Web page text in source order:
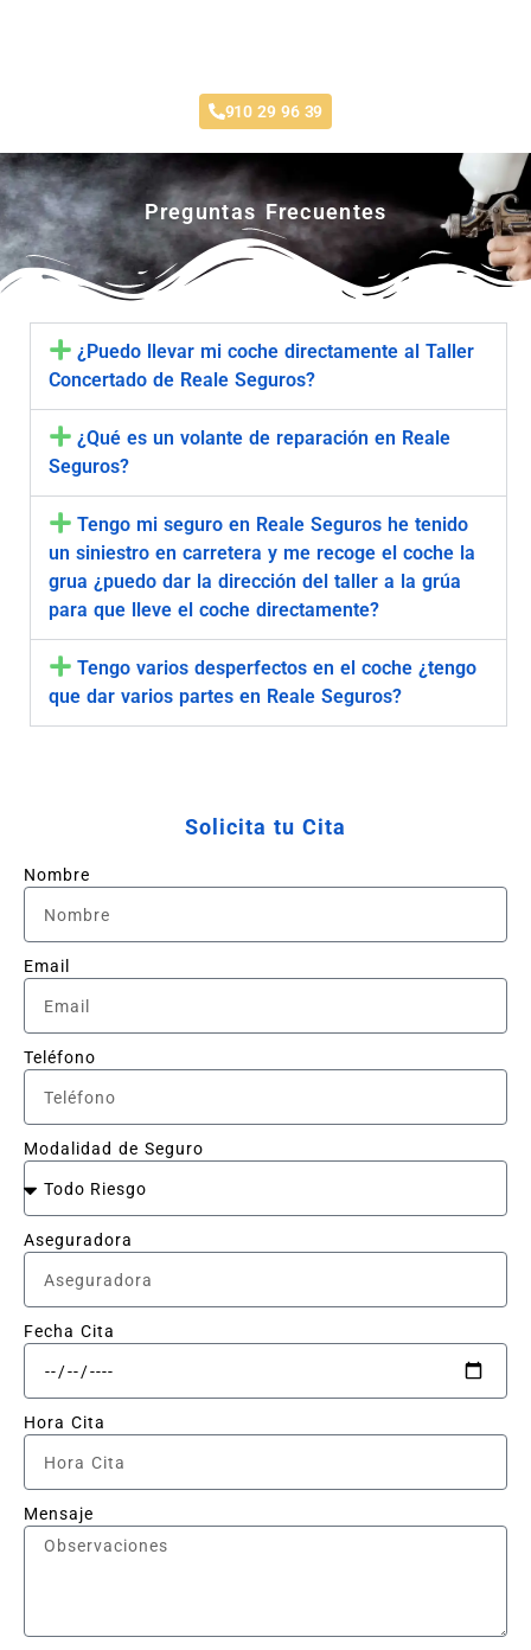
910 29 96 39
Preguntas Frecuentes
¿Puedo llevar mi coche directamente al Taller
Concertado de Reale Seguros?
¿Qué es un volante de reparación en Reale
Seguros?
Tengo mi seguro en Reale Seguros he tenido
un siniestro en carretera y me recoge el coche la
grua ¿puedo dar la dirección del taller a la grúa
para que lleve el coche directamente?
Tengo varios desperfectos en el coche ¿tengo
que dar varios partes en Reale Seguros?
Solicita tu Cita
Nombre
Email
Teléfono
Modalidad de Seguro
Aseguradora
Fecha Cita
Hora Cita
Mensaje